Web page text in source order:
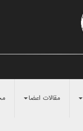
مقالات اعضا